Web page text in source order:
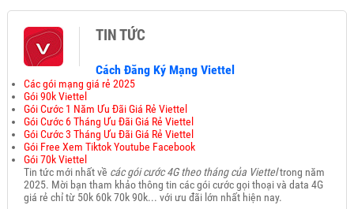
TIN TỨC
Cách Đăng Ký Mạng Viettel
Các gói mạng giá rẻ 2025
Gói 90k Viettel
Gói Cước 1 Năm Ưu Đãi Giá Rẻ Viettel
Gói Cước 6 Tháng Ưu Đãi Giá Rẻ Viettel
Gói Cước 3 Tháng Ưu Đãi Giá Rẻ Viettel
Gói Free Xem Tiktok Youtube Facebook
Gói 70k Viettel
Tin tức mới nhất về các gói cước 4G theo tháng của Vietteltrong năm
2025. Mời bạn tham khảo thông tin các gói cước gọi thoại và data 4G
giá rẻ chỉ từ 50k 60k 70k 90k... với ưu đãi lớn nhất hiện nay.